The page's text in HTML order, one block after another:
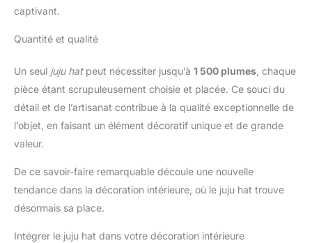
captivant.
Quantité et qualité
Un seul juju hatpeut nécessiter jusqu’à 1 500 plumes , chaque
pièce étant scrupuleusement choisie et placée. Ce souci du
détail et de l’artisanat contribue à la qualité exceptionnelle de
l’objet, en faisant un élément décoratif unique et de grande
valeur.
De ce savoir-faire remarquable découle une nouvelle
tendance dans la décoration intérieure, où le juju hat trouve
désormais sa place.
Intégrer le juju hat dans votre décoration intérieure